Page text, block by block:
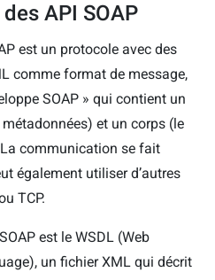
API SOAP
est un protocole avec des
comme format de message,
SOAP » qui contient un
et un corps (le
communication se fait
également utiliser d’autres
TCP.
est le WSDL (Web
un fichier XML qui décrit